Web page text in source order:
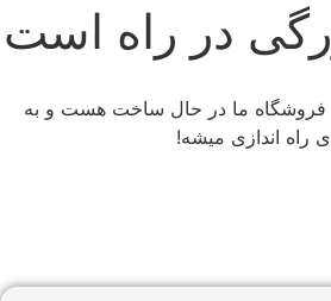
در راه است
فروشگاه ما در حال ساخت هست و به
اندازی میشه!